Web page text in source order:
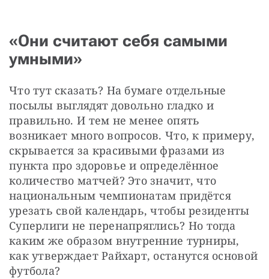
«Они считают себя самыми
умными»
Что тут сказать? На бумаге отдельные
посылы выглядят довольно гладко и
правильно. И тем не менее опять
возникает много вопросов. Что, к примеру,
скрывается за красивыми фразами из
пункта про здоровье и определённое
количество матчей? Это значит, что
национальным чемпионатам придётся
урезать свой календарь, чтобы резиденты
Суперлиги не перенапряглись? Но тогда
каким же образом внутренние турниры,
как утверждает Райхарт, останутся основой
футбола?